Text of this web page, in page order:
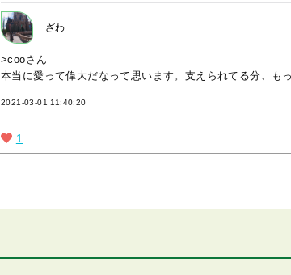
ざわ
>cooさん
本当に愛って偉大だなって思います。支えられてる分、も
2021-03-01 11:40:20
1